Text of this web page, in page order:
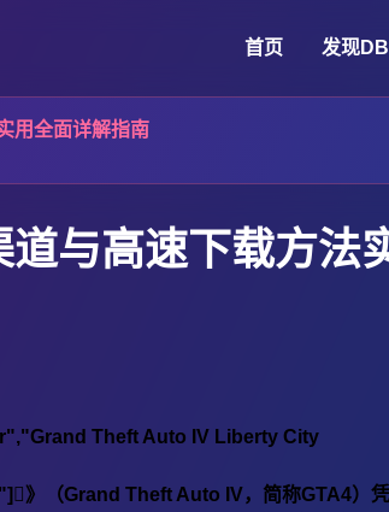
首页 发现
用全面详解指南
与高速下载方法
Theft Auto IV Liberty City
》（Grand Theft Auto IV，简称GTA4）